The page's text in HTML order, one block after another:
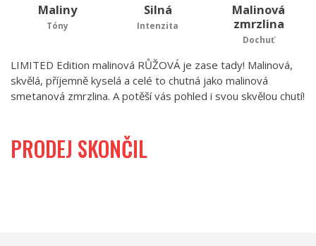
Maliny
Tóny
Silná
Intenzita
Malinová
zmrzlina
Dochuť
LIMITED Edition malinová RŮŽOVÁ je zase tady! Malinová,
skvělá, příjemně kyselá a celé to chutná jako malinová
smetanová zmrzlina. A potěší vás pohled i svou skvělou chutí!
PRODEJ SKONČIL